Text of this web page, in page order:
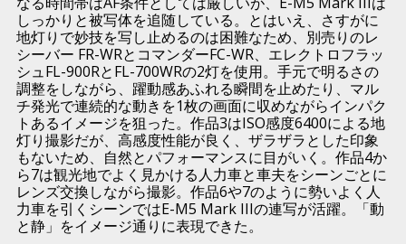
しっかりと被写体を追随している。とはいえ、さすがに
地灯りで妙技を写し止めるのは困難なため、別売りのレ
シーバー FR-WRとコマンダーFC-WR、エレクトロフラッ
シュFL-900RとFL-700WRの2灯を使用。手元で明るさの
調整をしながら、躍動感あふれる瞬間を止めたり、マル
チ発光で連続的な動きを1枚の画面に収めながらインパク
トあるイメージを狙った。作品3はISO感度6400による地
灯り撮影だが、高感度性能が良く、ザラザラとした印象
もないため、自然とパフォーマンスに目がいく。作品4か
ら7は観光地でよく見かける人力車と車夫をシーンごとに
レンズ交換しながら撮影。作品6や7のように勢いよく人
力車を引くシーンではE-M5 Mark IIIの連写が活躍。「動
と静」をイメージ通りに表現できた。